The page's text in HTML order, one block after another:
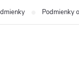
Podmienky